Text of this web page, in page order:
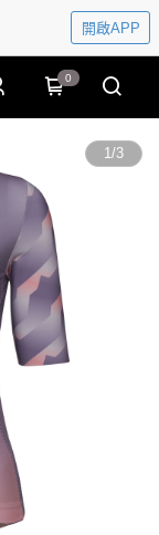
開啟APP
0
1/3